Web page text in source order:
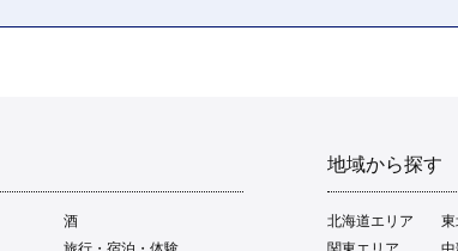
酒
地域から探す
北海道エリア
東